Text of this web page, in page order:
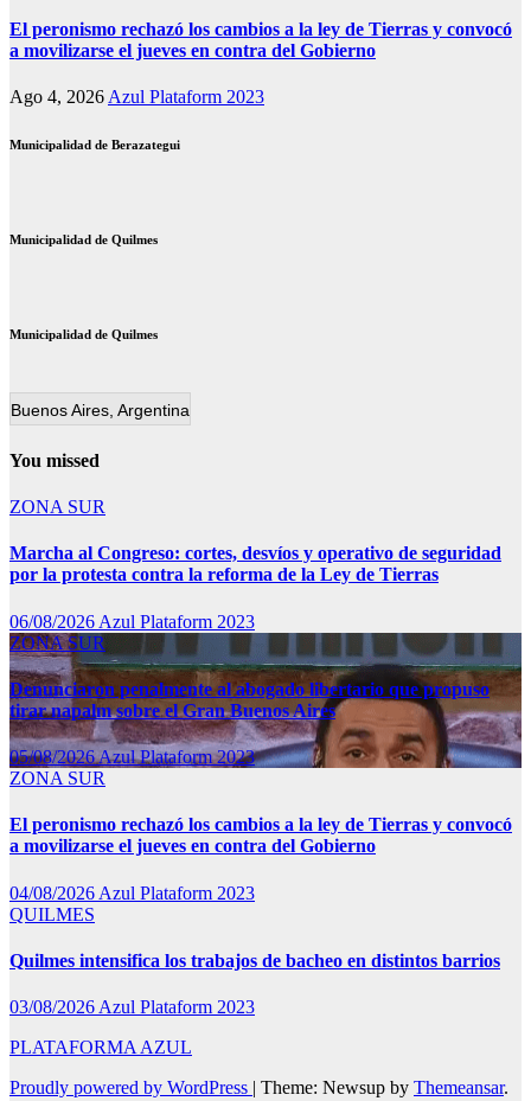
El peronismo rechazó los cambios a la ley de Tierras y convocó
a movilizarse el jueves en contra del Gobierno
Ago 4, 2026 Azul Plataform 2023
Municipalidad de Berazategui
Municipalidad de Quilmes
Municipalidad de Quilmes
Buenos Aires, Argentina
You missed
ZONA SUR
Marcha al Congreso: cortes, desvíos y operativo de seguridad
por la protesta contra la reforma de la Ley de Tierras
06/08/2026 Azul Plataform 2023
ZONA SUR
Denunciaron penalmente al abogado libertario que propuso
tirar napalm sobre el Gran Buenos Aires
05/08/2026Azul Plataform 2023
ZONA SUR
El peronismo rechazó los cambios a la ley de Tierras y convocó
a movilizarse el jueves en contra del Gobierno
04/08/2026 Azul Plataform 2023
QUILMES
Quilmes intensifica los trabajos de bacheo en distintos barrios
03/08/2026 Azul Plataform 2023
PLATAFORMA AZUL
Proudly powered by WordPress | Theme: Newsup by Themeansar.